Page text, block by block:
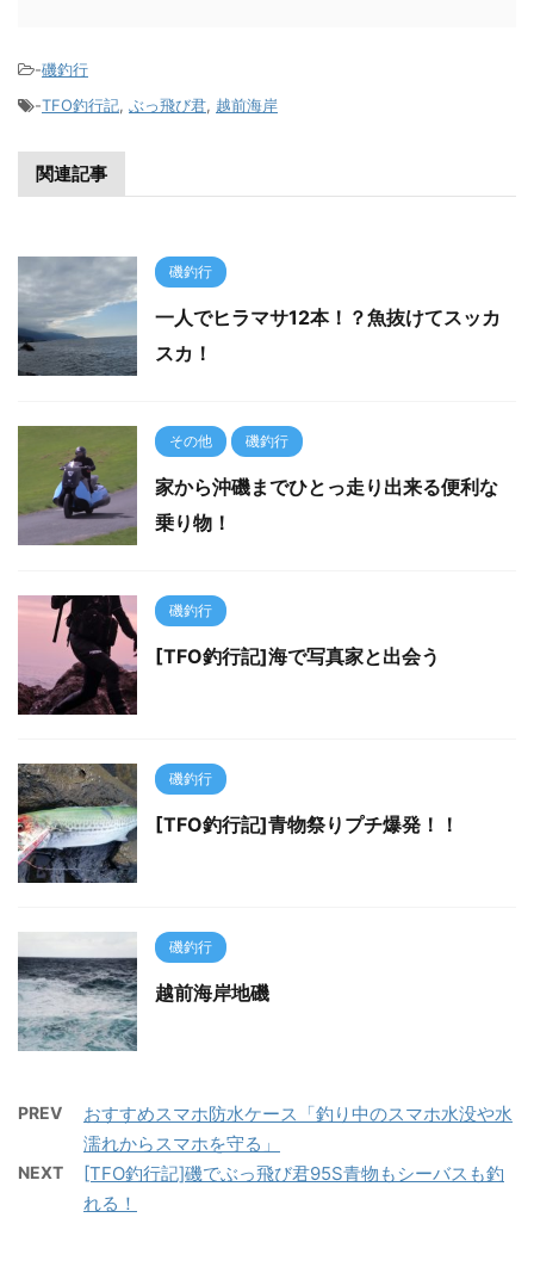
-磯釣行
-TFO釣行記, ぶっ飛び君, 越前海岸
関連記事
磯釣行
一人でヒラマサ12本！？魚抜けてスッカ
スカ！
その他 磯釣行
家から沖磯までひとっ走り出来る便利な
乗り物！
磯釣行
[TFO釣行記]海で写真家と出会う
磯釣行
[TFO釣行記]青物祭りプチ爆発！！
磯釣行
越前海岸地磯
PREV
おすすめスマホ防水ケース「釣り中のスマホ水没や水
濡れからスマホを守る」
NEXT
[TFO釣行記]磯でぶっ飛び君95S青物もシーバスも釣
れる！